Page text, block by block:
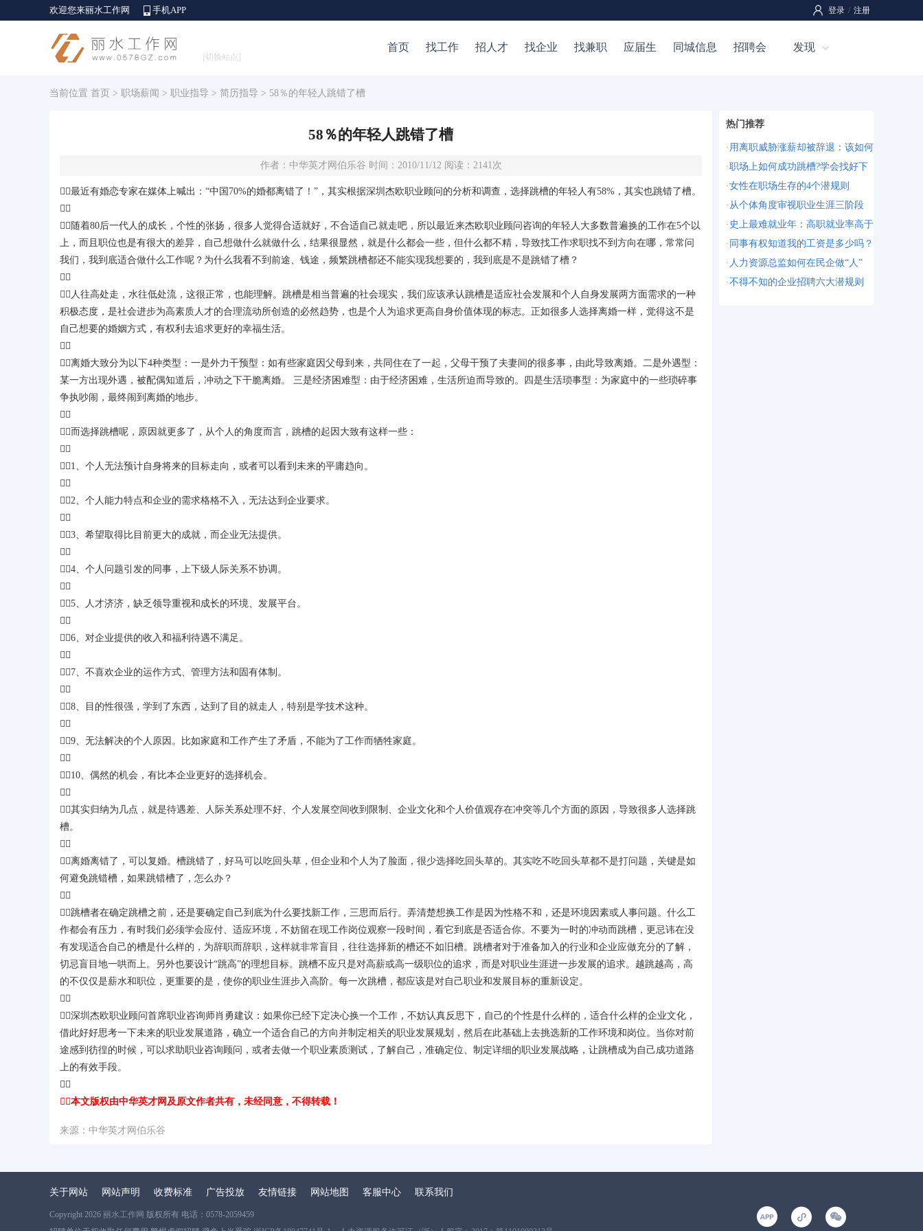
欢迎您来丽水工作网 手机APP 登录 / 注册
[切换站点]
首页 找工作 招人才 找企业 找兼职 应届生 同城信息 招聘会 发现
当前位置 首页 > 职场薪闻 > 职业指导 > 简历指导 > 58％的年轻人跳错了槽
58％的年轻人跳错了槽
作者：中华英才网伯乐谷 时间：2010/11/12 阅读：2141次
最近有婚恋专家在媒体上喊出：“中国70%的婚都离错了！”，其实根据深圳杰欧职业顾问的分析和调查，选择跳槽的年轻人有58%，其实也跳错了槽。

随着80后一代人的成长，个性的张扬，很多人觉得合适就好，不合适自己就走吧，所以最近来杰欧职业顾问咨询的年轻人大多数普遍换的工作在5个以
上，而且职位也是有很大的差异，自己想做什么就做什么，结果很显然，就是什么都会一些，但什么都不精，导致找工作求职找不到方向在哪，常常问
我们，我到底适合做什么工作呢？为什么我看不到前途、钱途，频繁跳槽都还不能实现我想要的，我到底是不是跳错了槽？

人往高处走，水往低处流，这很正常，也能理解。跳槽是相当普遍的社会现实，我们应该承认跳槽是适应社会发展和个人自身发展两方面需求的一种
积极态度，是社会进步为高素质人才的合理流动所创造的必然趋势，也是个人为追求更高自身价值体现的标志。正如很多人选择离婚一样，觉得这不是
自己想要的婚姻方式，有权利去追求更好的幸福生活。

离婚大致分为以下4种类型：一是外力干预型：如有些家庭因父母到来，共同住在了一起，父母干预了夫妻间的很多事，由此导致离婚。二是外遇型：
某一方出现外遇，被配偶知道后，冲动之下干脆离婚。 三是经济困难型：由于经济困难，生活所迫而导致的。四是生活琐事型：为家庭中的一些琐碎事
争执吵闹，最终闹到离婚的地步。

而选择跳槽呢，原因就更多了，从个人的角度而言，跳槽的起因大致有这样一些：

1、个人无法预计自身将来的目标走向，或者可以看到未来的平庸趋向。

2、个人能力特点和企业的需求格格不入，无法达到企业要求。

3、希望取得比目前更大的成就，而企业无法提供。

4、个人问题引发的同事，上下级人际关系不协调。

5、人才济济，缺乏领导重视和成长的环境、发展平台。

6、对企业提供的收入和福利待遇不满足。

7、不喜欢企业的运作方式、管理方法和固有体制。

8、目的性很强，学到了东西，达到了目的就走人，特别是学技术这种。

9、无法解决的个人原因。比如家庭和工作产生了矛盾，不能为了工作而牺牲家庭。

10、偶然的机会，有比本企业更好的选择机会。

其实归纳为几点，就是待遇差、人际关系处理不好、个人发展空间收到限制、企业文化和个人价值观存在冲突等几个方面的原因，导致很多人选择跳
槽。

离婚离错了，可以复婚。槽跳错了，好马可以吃回头草，但企业和个人为了脸面，很少选择吃回头草的。其实吃不吃回头草都不是打问题，关键是如
何避免跳错槽，如果跳错槽了，怎么办？

跳槽者在确定跳槽之前，还是要确定自己到底为什么要找新工作，三思而后行。弄清楚想换工作是因为性格不和，还是环境因素或人事问题。什么工
作都会有压力，有时我们必须学会应付、适应环境，不妨留在现工作岗位观察一段时间，看它到底是否适合你。不要为一时的冲动而跳槽，更忌讳在没
有发现适合自己的槽是什么样的，为辞职而辞职，这样就非常盲目，往往选择新的槽还不如旧槽。跳槽者对于准备加入的行业和企业应做充分的了解，
切忌盲目地一哄而上。另外也要设计“跳高”的理想目标。跳槽不应只是对高薪或高一级职位的追求，而是对职业生涯进一步发展的追求。越跳越高，高
的不仅仅是薪水和职位，更重要的是，使你的职业生涯步入高阶。每一次跳槽，都应该是对自己职业和发展目标的重新设定。

深圳杰欧职业顾问首席职业咨询师肖勇建议：如果你已经下定决心换一个工作，不妨认真反思下，自己的个性是什么样的，适合什么样的企业文化，
借此好好思考一下未来的职业发展道路，确立一个适合自己的方向并制定相关的职业发展规划，然后在此基础上去挑选新的工作环境和岗位。当你对前
途感到彷徨的时候，可以求助职业咨询顾问，或者去做一个职业素质测试，了解自己，准确定位、制定详细的职业发展战略，让跳槽成为自己成功道路
上的有效手段。

本文版权由中华英才网及原文作者共有，未经同意，不得转载！
来源：中华英才网伯乐谷
热门推荐
· 用离职威胁涨薪却被辞退：该如何
·职场上如何成功跳槽?学会找好下
·女性在职场生存的4个潜规则
· 从个体角度审视职业生涯三阶段
· 史上最难就业年：高职就业率高于
· 同事有权知道我的工资是多少吗？
· 人力资源总监如何在民企做“人”
·不得不知的企业招聘六大潜规则
关于网站 网站声明 收费标准 广告投放 友情链接 网站地图 客服中心 联系我们
Copyright 2026 丽水工作网 版权所有 电话：0578-2059459